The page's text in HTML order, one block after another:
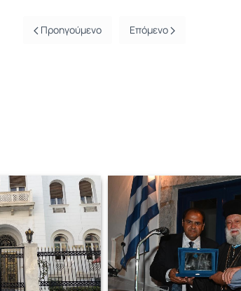
Προηγούμενο Επόμενο